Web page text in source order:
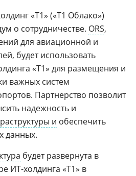
«Т1» («Т1 Облако»)
о сотрудничестве. ORS,
для авиационной и
будет использовать
«T1» для размещения и
важных систем
Партнерство позволит
надежность и
и обеспечить
данных.
будет развернута в
ИТ-холдинга «Т1» в